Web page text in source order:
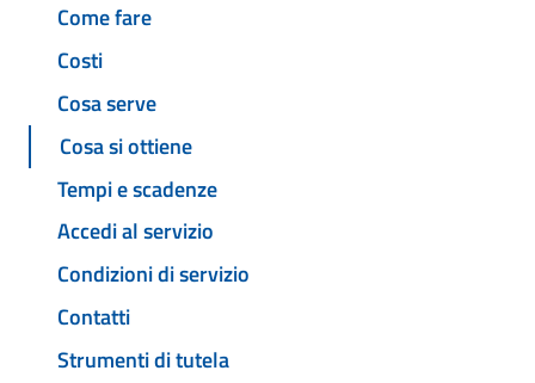
Come fare
Costi
Cosa serve
Cosa si ottiene
Tempi e scadenze
Accedi al servizio
Condizioni di servizio
Contatti
Strumenti di tutela